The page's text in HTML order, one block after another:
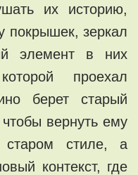
их историю,
покрышек, зеркал
элемент в них
проехал
берет старый
вернуть ему
старом стиле, а
контекст, где